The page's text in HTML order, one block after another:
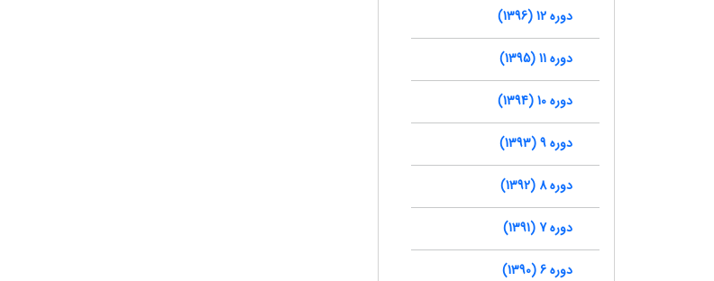
دوره 12 (1396)
دوره 11 (1395)
دوره 10 (1394)
دوره 9 (1393)
دوره 8 (1392)
دوره 7 (1391)
دوره 6 (1390)